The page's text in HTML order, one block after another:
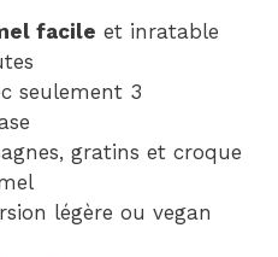
facile et inratable
seulement 3
gratins et croque
légère ou vegan